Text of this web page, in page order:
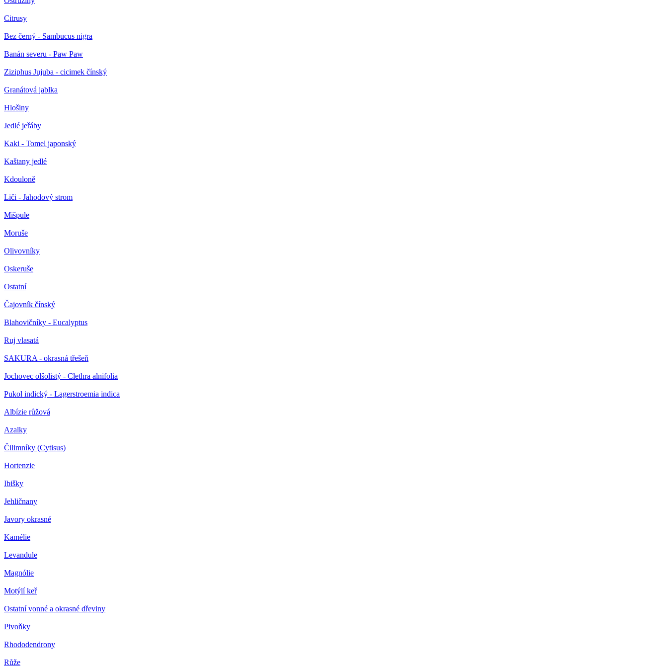
Citrusy
Bez černý - Sambucus nigra
Banán severu - Paw Paw
Ziziphus Jujuba - cicimek čínský
Granátová jablka
Hlošiny
Jedlé jeřáby
Kaki - Tomel japonský
Kaštany jedlé
Kdouloně
Liči - Jahodový strom
Mišpule
Moruše
Olivovníky
Oskeruše
Ostatní
Čajovník čínský
Blahovičníky - Eucalyptus
Ruj vlasatá
SAKURA - okrasná třešeň
Jochovec olšolistý - Clethra alnifolia
Pukol indický - Lagerstroemia indica
Albízie růžová
Azalky
Čilimníky (Cytisus)
Hortenzie
Ibišky
Jehličnany
Javory okrasné
Kamélie
Levandule
Magnólie
Motýlí keř
Ostatní vonné a okrasné dřeviny
Pivoňky
Rhododendrony
Růže